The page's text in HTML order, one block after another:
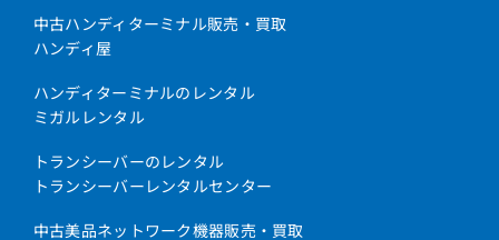
中古ハンディターミナル販売・買取
ハンディ屋
ハンディターミナルのレンタル
ミガルレンタル
トランシーバーのレンタル
トランシーバーレンタルセンター
中古美品ネットワーク機器販売・買取